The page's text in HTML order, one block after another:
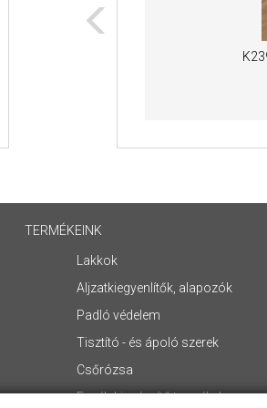
TERMÉKEINK
Lakkok
Aljzatkiegyenlítők, alapozók
Padló védelem
Tisztító - és ápoló szerek
Csőrózsa
Egyéb kiegészítő termékek